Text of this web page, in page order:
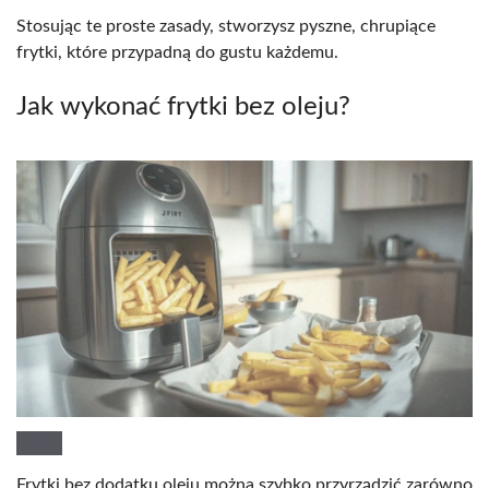
Stosując te proste zasady, stworzysz pyszne, chrupiące
frytki, które przypadną do gustu każdemu.
Jak wykonać frytki bez oleju?